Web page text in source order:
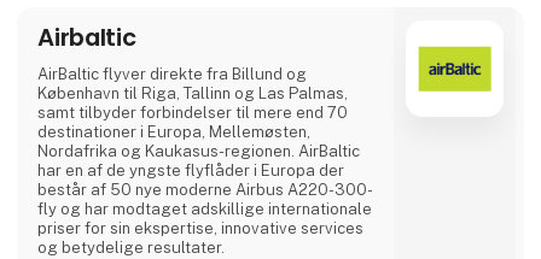
Airbaltic
AirBaltic flyver direkte fra Billund og
København til Riga, Tallinn og Las Palmas,
samt tilbyder forbindelser til mere end 70
destinationer i Europa, Mellemøsten,
Nordafrika og Kaukasus-regionen. AirBaltic
har en af de yngste flyflåder i Europa der
består af 50 nye moderne Airbus A220-300-
fly og har modtaget adskillige internationale
priser for sin ekspertise, innovative services
og betydelige resultater.